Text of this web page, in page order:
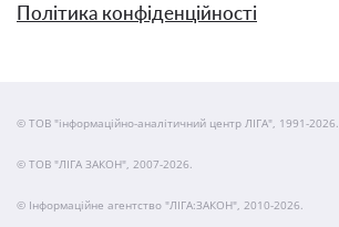
Політика конфіденційності
© ТОВ "інформаційно-аналітичний центр ЛІГА", 1991-2026.
© ТОВ "ЛІГА ЗАКОН", 2007-2026.
© Інформаційне агентство "ЛІГА:ЗАКОН", 2010-2026.